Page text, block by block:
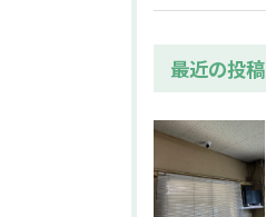
最近の投稿